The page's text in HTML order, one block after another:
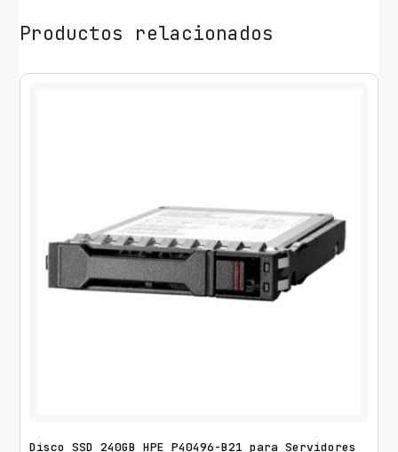
Productos relacionados
Disco SSD 240GB HPE P40496-B21 para Servidores